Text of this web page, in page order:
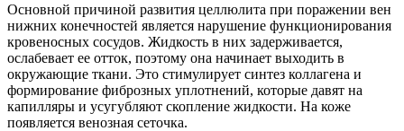
Основной причиной развития целлюлита при поражении вен
нижних конечностей является нарушение функционирования
кровеносных сосудов. Жидкость в них задерживается,
ослабевает ее отток, поэтому она начинает выходить в
окружающие ткани. Это стимулирует синтез коллагена и
формирование фиброзных уплотнений, которые давят на
капилляры и усугубляют скопление жидкости. На коже
появляется венозная сеточка.